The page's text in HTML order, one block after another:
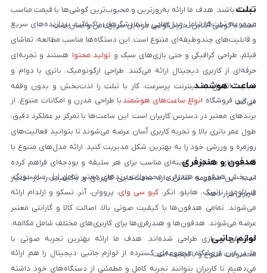
داشته باشند. هدف ما ارائه به‌روزترین و محبوب‌ترین گوشی‌ها با قیمت مناسب
است. با گوشی آنلاین، خرید گوشی موبایل سریع، امن و آسان است.
تبلت
مجموعه تبلت‌ها شامل مدل‌هایی با نمایشگرهای باکیفیت، پردازنده‌های سریع
و قابلیت‌های چندوظیفه‌ای متنوع است. این دستگاه‌ها مناسب مطالعه، تماشای
فیلم، طراحی گرافیکی و حتی بازی‌های سبک و تولید محتوا هستند و تجربه‌ای
حرفه‌ای از کاربری دیجیتال ارائه می‌کنند. طراحی ارگونومیک، باتری با دوام و
قابلیت اتصال به اینترنت پرسرعت، کار با تبلت را لذت‌بخش و بدون وقفه
می‌کند.
ساعت هوشمند
در این فروشگاه انواع ساعت‌های هوشمند با طراحی مدرن و امکانات متنوع، از
برندهای معتبر در دسترس کاربران است. این ساعت‌ها با تمرکز بر عملکرد دقیق،
طول عمر باتری بالا و تجربه کاربری آسان عرضه می‌شوند تا بتوانید فعالیت‌های
روزمره و ورزشی خود را به بهترین شکل مدیریت کنید. ارائه مدل‌های متنوع با
قابلیت‌های متفاوت، گزینه‌ای مناسب برای هر سلیقه و بودجه‌ای فراهم کرده
است. این مجموعه تلاش دارد ساعت‌هایی کاربردی و باکیفیت را در اختیار
کاربران قرار دهد.
هدفون و هندزفری
در بخش هدفون و هندزفری، محصولات برندهای معتبر شامل اپل، سامسونگ،
شیائومی، ناتینگ، هایلو، انکر، کیو سی وای، پرووان، آنر، تسکو و ارلدام ارائه
می‌شوند. تمامی هدفون‌ها با کیفیت صوتی بالا، اصالت کالا و گارانتی معتبر
عرضه می‌شوند. هدفون‌ها و هندزفری‌ها برای کاربری‌های مختلف شامل مکالمه،
موسیقی و بازی طراحی شده‌اند. هدف ما ارائه بهترین تجربه صوتی با
محصولات متنوع و باکیفیت است.
لوازم جانبی
ما در این فروشگاه مجموعه‌ای گسترده از لوازم جانبی دیجیتال را هم ارائه
می‌دهیم تا کاربران بتوانند تجربه کامل و مطمئنی از دستگاه‌های خود داشته